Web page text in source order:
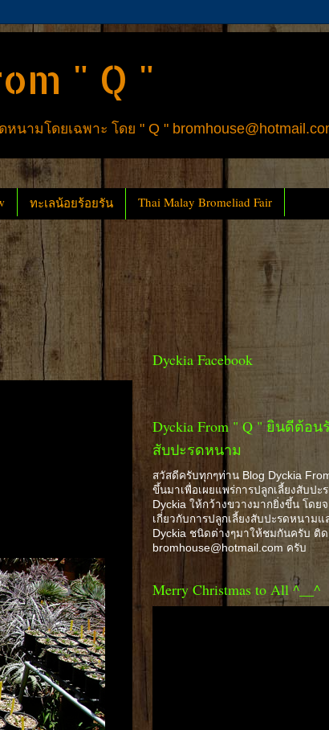
" Q "
ามโดยเฉพาะ โดย " Q "
ทะเลน้อยร้อยรัน Thai Malay Bromeliad Fair
Dyckia Facebook
Dyckia From " Q " ยินดีต้อน
สับปะรดหนาม
สวัสดีครับทุกๆท่าน Blog Dyckia
ขึ้นมาเพื่อเผยแพร่การปลูกเลี้ยงสับปะ
Dyckia ให้กว้างขวางมากยิ่งขึ้น โดย
เกี่ยวกับการปลูกเลี้ยงสับปะรดหนามแ
Dyckia ชนิดต่างๆมาให้ชมกันครับ ติ
bromhouse@hotmail.com ครับ
Merry Christmas to All ^__^